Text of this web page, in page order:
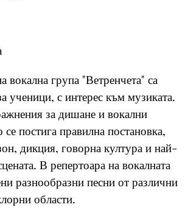
вокална група "Ветренчета" са
ученици, с интерес към музиката.
за дишане и вокални
постига правилна постановка,
дикция, говорна култура и най-
В репертоара на вокалната
разнообразни песни от различни
области.